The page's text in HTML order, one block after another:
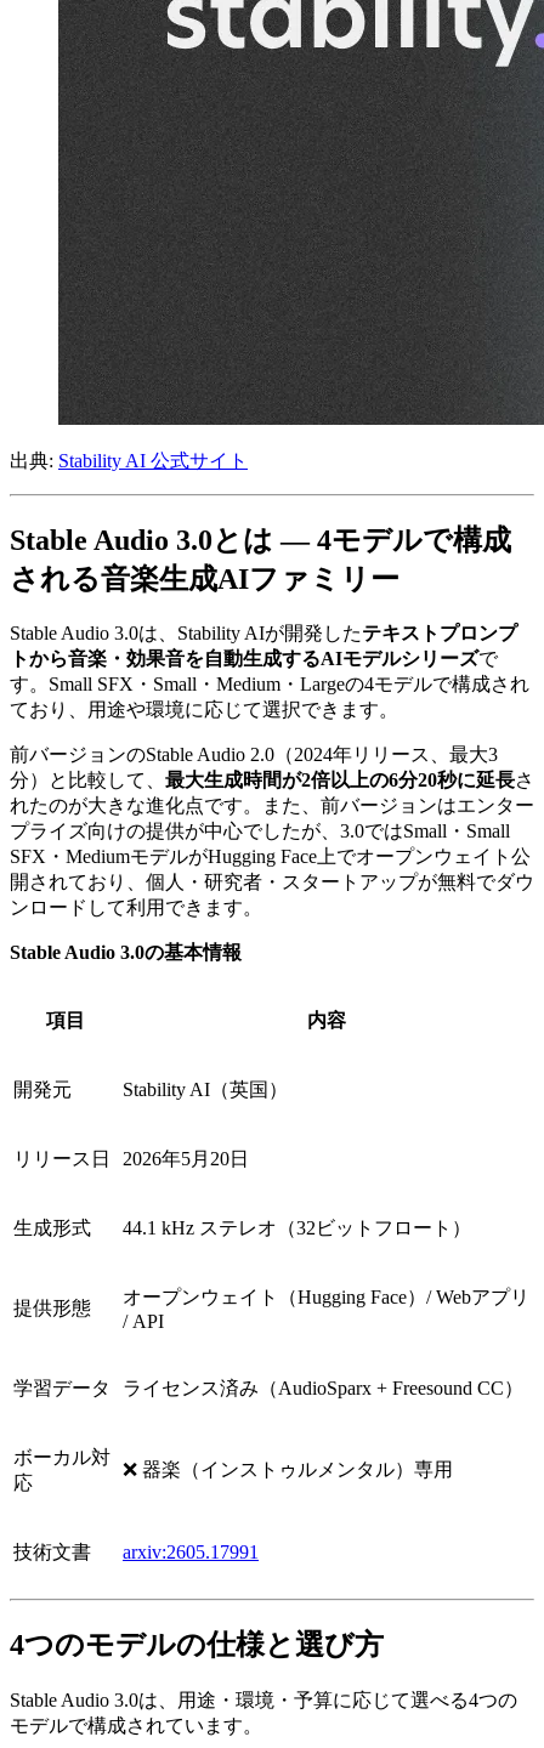
出典: Stability AI 公式サイト
Stable Audio 3.0とは — 4モデルで構成
される音楽生成AIファミリー
Stable Audio 3.0は、Stability AIが開発したテキストプロンプ
トから音楽・効果音を自動生成するAIモデルシリーズで
す。Small SFX・Small・Medium・Largeの4モデルで構成され
ており、用途や環境に応じて選択できます。
前バージョンのStable Audio 2.0（2024年リリース、最大3
分）と比較して、 最大生成時間が2倍以上の6分20秒に延長さ
れたのが大きな進化点です。また、前バージョンはエンター
プライズ向けの提供が中心でしたが、3.0ではSmall・Small
SFX・MediumモデルがHugging Face上でオープンウェイト公
開されており、個人・研究者・スタートアップが無料でダウ
ンロードして利用できます。
Stable Audio 3.0の基本情報
項目 内容
開発元 Stability AI（英国）
リリース日 2026年5月20日
生成形式 44.1 kHz ステレオ（32ビットフロート）
提供形態
オープンウェイト（Hugging Face）/ Webアプリ
/ API
学習データ ライセンス済み（AudioSparx + Freesound CC）
ボーカル対
応
❌ 器楽（インストゥルメンタル）専用
技術文書 arxiv:2605.17991
4つのモデルの仕様と選び方
Stable Audio 3.0は、用途・環境・予算に応じて選べる4つの
モデルで構成されています。